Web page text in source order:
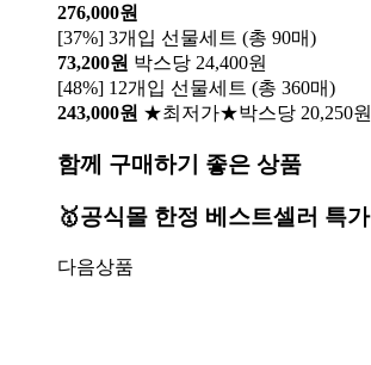
276,000원
[37%] 3개입 선물세트 (총 90매)
73,200원 박스당 24,400원
[48%] 12개입 선물세트 (총 360매)
243,000원 ★최저가★박스당 20,250원
함께 구매하기 좋은 상품
🥇공식몰 한정 베스트셀러 특가
다음상품